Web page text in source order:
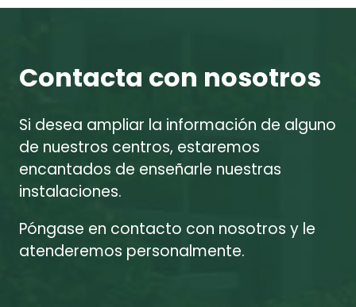
Contacta con nosotros
Si desea ampliar la información de alguno
de nuestros centros, estaremos
encantados de enseñarle nuestras
instalaciones.
Póngase en contacto con nosotros y le
atenderemos personalmente.